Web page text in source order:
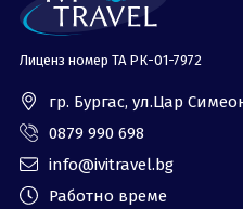
Политика за
поверителност
0879 990 698
Лиценз номер ТА РК-01-7972
гр. Бургас, ул.Цар
0879 990 698
info@ivitravel.bg
Работно време